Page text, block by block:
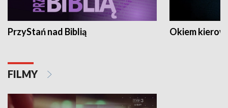
PrzyStań nad Biblią Okiem
FILMY